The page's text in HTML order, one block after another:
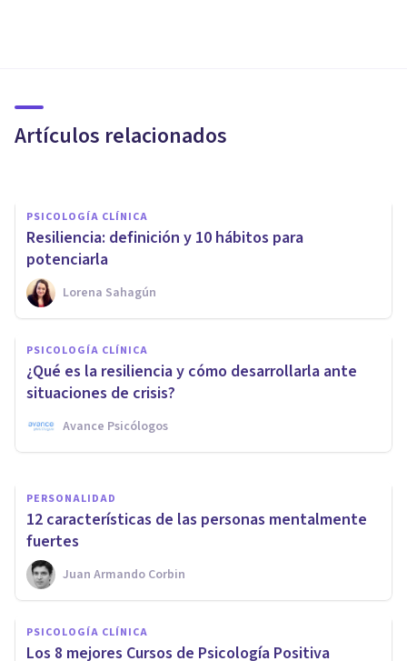
Artículos relacionados
del bienestar?
PSICOLOGÍA CLÍNICA
Resiliencia: definición y 10 hábitos para
potenciarla
Lorena Sahagún
PSICOLOGÍA CLÍNICA
¿Qué es la resiliencia y cómo desarrollarla ante
situaciones de crisis?
Avance Psicólogos
DEPORTE
Los 4 beneficios de la
Psicología deportiva en el
bienestar psicológico
Upad Psicología Y Coaching
PERSONALIDAD
12 características de las personas mentalmente
fuertes
Juan Armando Corbin
PSICOLOGÍA CLÍNICA
Los 8 mejores Cursos de Psicología Positiva